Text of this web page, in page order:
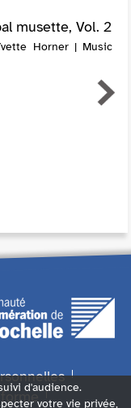
musette, Vol. 2
Horner | Music
d'audience.
votre vie privée,